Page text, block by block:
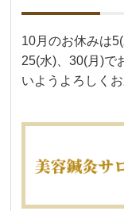
10月のお休みは
25(水)、30(月)で
いようよろしく